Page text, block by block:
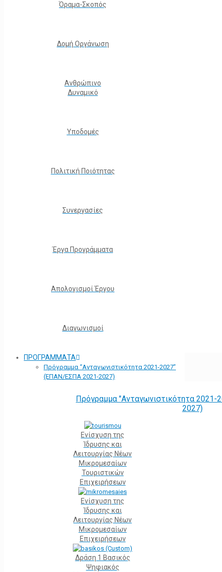
Όραμα-Σκοπός
Δομή Οργάνωση
Ανθρώπινο
Δυναμικό
Υποδομές
Πολιτική Ποιότητας
Συνεργασίες
Έργα Προγράμματα
Απολογισμοί Έργου
Διαγωνισμοί
ΠΡΟΓΡΑΜΜΑΤΑ
Πρόγραμμα “Ανταγωνιστικότητα 2021-2027”
(ΕΠΑΝ/ΕΣΠΑ 2021-2027)
Πρόγραμμα "Ανταγωνιστικότητα
2027)
Ενίσχυση της
Ίδρυσης και
Λειτουργίας Νέων
Μικρομεσαίων
Τουριστικών
Επιχειρήσεων
Ενίσχυση της
Ίδρυσης και
Λειτουργίας Νέων
Μικρομεσαίων
Επιχειρήσεων
Δράση 1 Βασικός
Ψηφιακός